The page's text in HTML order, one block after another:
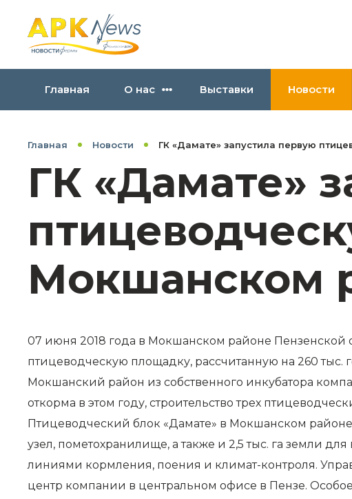
Главная О нас Выставки Новости
Главная Новости ГК «Дамате» запустила первую
ГК «Дамате»
Мокшанском
07 июня 2018 года в Мокшанском районе Пензенской
птицеводческую площадку, рассчитанную на 260
Мокшанский район из собственного инкубатора
откорма в этом году, строительство трех
Птицеводческий блок «Дамате» в Мокшанском
узел, пометохранилище, а также и 2,5 тыс. га земли
линиями кормления, поения и климат-контроля.
центр компании в центральном офисе в Пензе.